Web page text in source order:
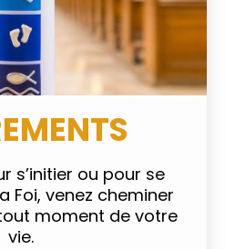
s’initier ou pour se
Foi, venez cheminer
moment de votre
vie.